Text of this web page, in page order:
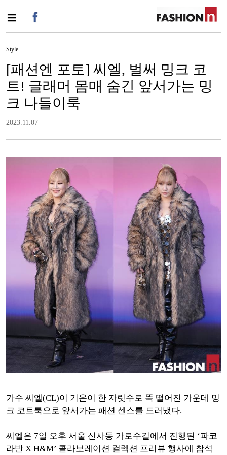
Style
[패션엔 포토] 씨엘, 벌써 밍크 코
트! 글래머 몸매 숨긴 앞서가는 밍
크 나들이룩
2023.11.07
가수 씨엘(CL)이 기온이 한 자릿수로 뚝 떨어진 가운데 밍
크 코트룩으로 앞서가는 패션 센스를 드러냈다.
씨엘은 7일 오후 서울 신사동 가로수길에서 진행된 ‘파코
라반 X H&M’ 콜라보레이션 컬렉션 프리뷰 행사에 참석